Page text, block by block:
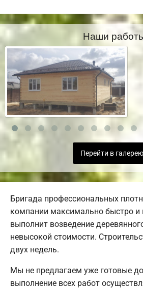
Наши
Перейти в галерею
Бригада профессиональных
компании максимально быстро и
выполнит возведение
невысокой стоимости.
двух недель.
Мы не предлагаем уже готовые
выполнение всех работ